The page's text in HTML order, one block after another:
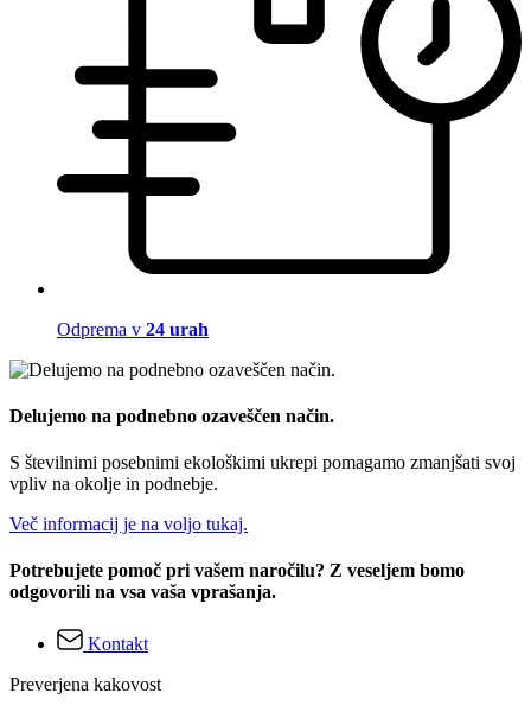
Odprema v 24 urah
Delujemo na podnebno ozaveščen način.
S številnimi posebnimi ekološkimi ukrepi pomagamo zmanjšati svoj
vpliv na okolje in podnebje.
Več informacij je na voljo tukaj.
Potrebujete pomoč pri vašem naročilu? Z veseljem bomo
odgovorili na vsa vaša vprašanja.
Kontakt
Preverjena kakovost